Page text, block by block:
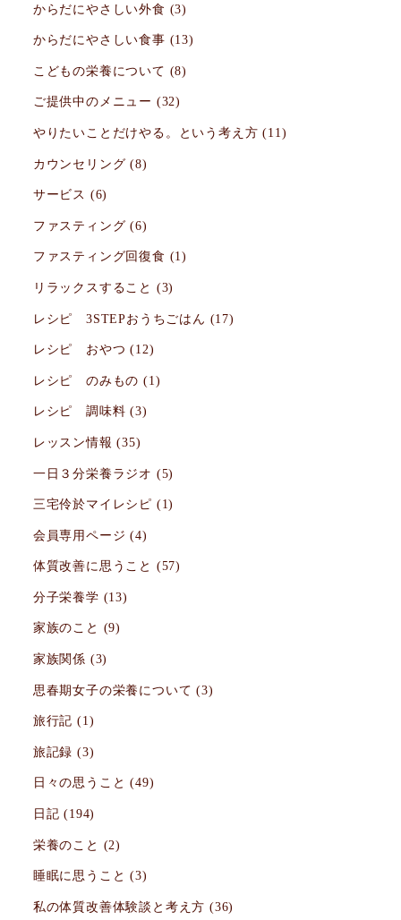
からだにやさしい外食 (3)
からだにやさしい食事 (13)
こどもの栄養について (8)
ご提供中のメニュー (32)
やりたいことだけやる。という考え方 (11)
カウンセリング (8)
サービス (6)
ファスティング (6)
ファスティング回復食 (1)
リラックスすること (3)
レシピ 3STEPおうちごはん (17)
レシピ おやつ (12)
レシピ のみもの (1)
レシピ 調味料 (3)
レッスン情報 (35)
一日３分栄養ラジオ (5)
三宅伶於マイレシピ (1)
会員専用ページ (4)
体質改善に思うこと (57)
分子栄養学 (13)
家族のこと (9)
家族関係 (3)
思春期女子の栄養について (3)
旅行記 (1)
旅記録 (3)
日々の思うこと (49)
日記 (194)
栄養のこと (2)
睡眠に思うこと (3)
私の体質改善体験談と考え方 (36)